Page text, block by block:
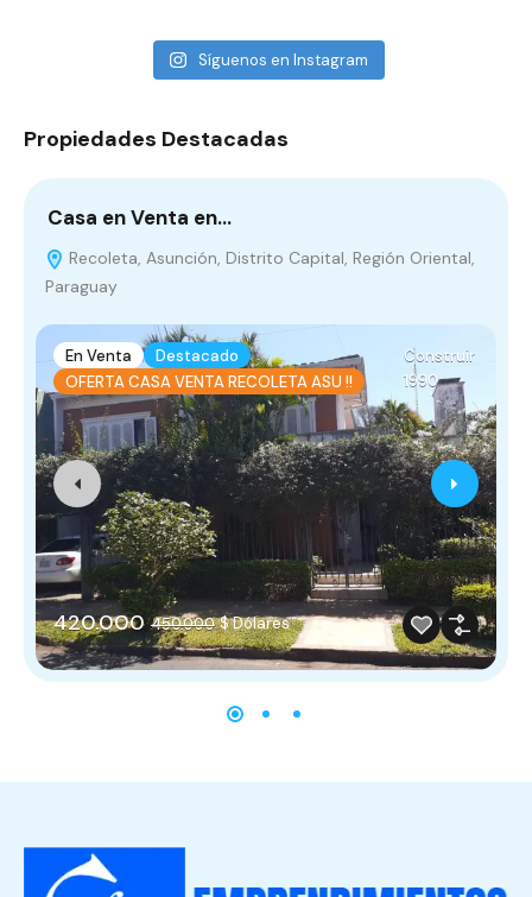
Síguenos en Instagram
Propiedades Destacadas
Casa en Venta en…
Recoleta, Asunción, Distrito Capital, Región Oriental,
Paraguay
En Venta
Destacado
OFERTA CASA VENTA RECOLETA ASU !!
Construir
1990
420.000 450.000 $ Dólares